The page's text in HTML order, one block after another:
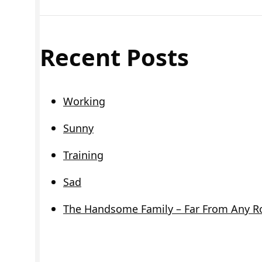
Recent Posts
Working
Sunny
Training
Sad
The Handsome Family – Far From Any